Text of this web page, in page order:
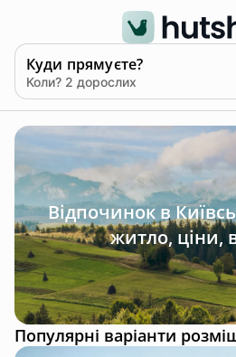
Куди прямуєте?
Коли? 2 дорослих
Відпочинок в
житло, ціни,
Популярні варіанти